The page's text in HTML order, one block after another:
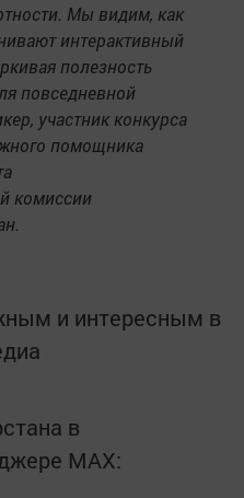
Мы видим, как
интерактивный
полезность
повседневной
участник конкурса
помощника
комиссии
и интересным в
в
MАХ: